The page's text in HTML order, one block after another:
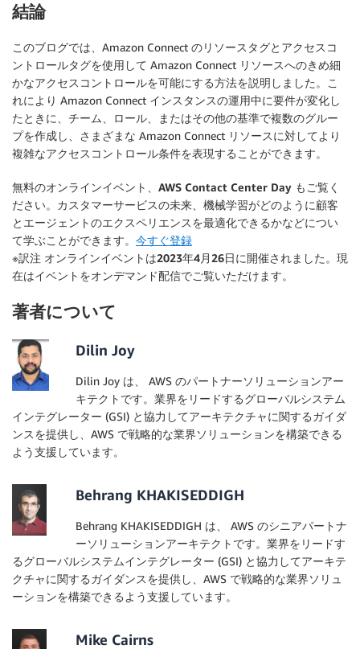
結論
このブログでは、Amazon Connect のリソースタグとアクセスコ
ントロールタグを使用して Amazon Connect リソースへのきめ細
かなアクセスコントロールを可能にする方法を説明しました。こ
れにより Amazon Connect インスタンスの運用中に要件が変化し
たときに、チーム、ロール、またはその他の基準で複数のグルー
プを作成し、さまざまな Amazon Connect リソースに対してより
複雑なアクセスコントロール条件を表現することができます。
無料のオンラインイベント、AWS Contact Center Day もご覧く
ださい。カスタマーサービスの未来、機械学習がどのように顧客
とエージェントのエクスペリエンスを最適化できるかなどについ
て学ぶことができます。 今すぐ登録
※訳注 オンラインイベントは2023年4月26日に開催されました。現
在はイベントをオンデマンド配信でご覧いただけます。
著者について
Dilin Joy
Dilin Joy は、 AWS のパートナーソリューションアー
キテクトです。業界をリードするグローバルシステム
インテグレーター (GSI) と協力してアーキテクチャに関するガイダ
ンスを提供し、AWS で戦略的な業界ソリューションを構築できる
よう支援しています。
Behrang KHAKISEDDIGH
Behrang KHAKISEDDIGH は、 AWS のシニアパートナ
ーソリューションアーキテクトです。業界をリードす
るグローバルシステムインテグレーター (GSI) と協力してアーキテ
クチャに関するガイダンスを提供し、AWS で戦略的な業界ソリュ
ーションを構築できるよう支援しています。
Mike Cairns